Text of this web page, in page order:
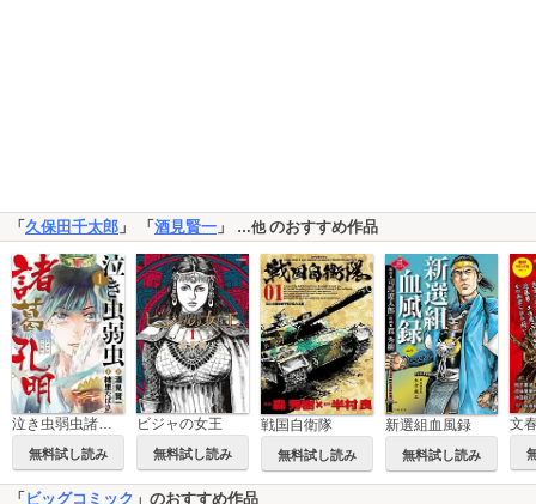
「 久保田千太郎 」 「 酒見賢一 」 …他のおすすめ作品
泣き虫弱虫諸葛孔明
無料試し読み
ビジャの女王
無料試し読み
戦国自衛隊
無料試し読み
新選組血風録
無料試し読み
「 ビッグコミック 」のおすすめ作品